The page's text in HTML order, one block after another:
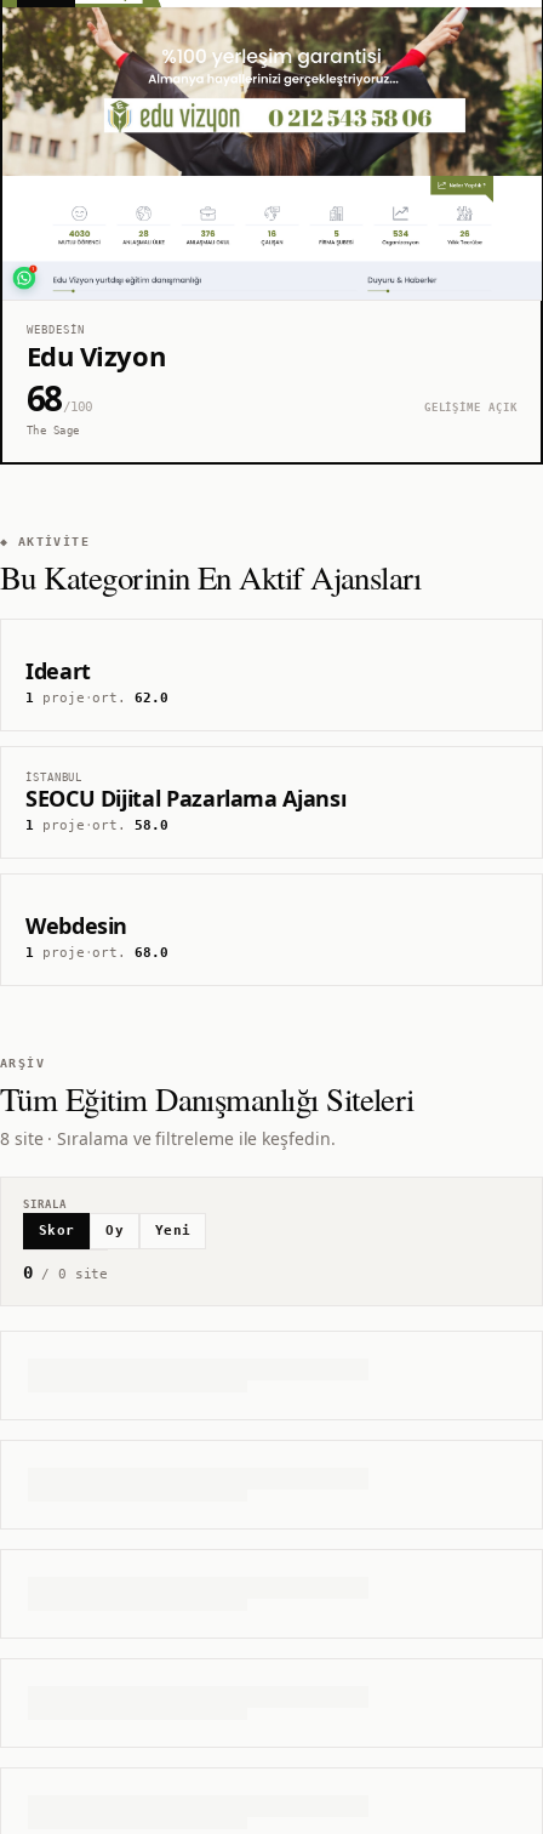
WEBDESIN
Edu Vizyon
68/100
GELİŞİME AÇIK
The Sage
◆ AKTIVITE
Bu Kategorinin En Aktif Ajansları
Ideart
1proje ·ort.62.0
İSTANBUL
SEOCU Dijital Pazarlama Ajansı
1proje ·ort.58.0
Webdesin
1proje ·ort.68.0
ARŞIV
TümEğitim DanışmanlığıSiteleri
8 site · Sıralama ve filtreleme ile keşfedin.
SIRALA
Skor Oy Yeni
0/ 0 site